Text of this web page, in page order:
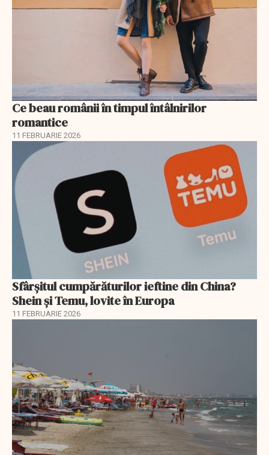
Ce beau românii în timpul întâlnirilor
romantice
11 FEBRUARIE 2026
Sfârșitul cumpărăturilor ieftine din China?
Shein și Temu, lovite în Europa
11 FEBRUARIE 2026